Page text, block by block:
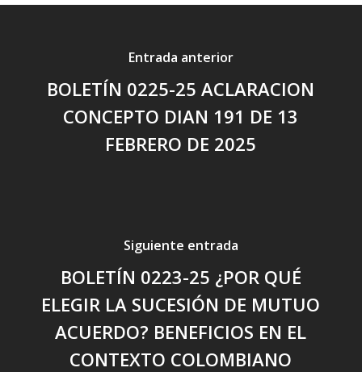
Entrada anterior
BOLETÍN 0225-25 ACLARACION
CONCEPTO DIAN 191 DE 13
FEBRERO DE 2025
Siguiente entrada
BOLETÍN 0223-25 ¿POR QUÉ
ELEGIR LA SUCESIÓN DE MUTUO
ACUERDO? BENEFICIOS EN EL
CONTEXTO COLOMBIANO